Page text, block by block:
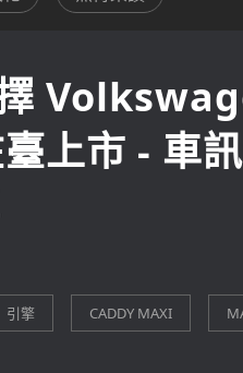
上市 - 車